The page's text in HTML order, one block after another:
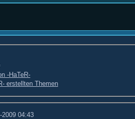
-HaTeR-
erstellten Themen
2009 04:43